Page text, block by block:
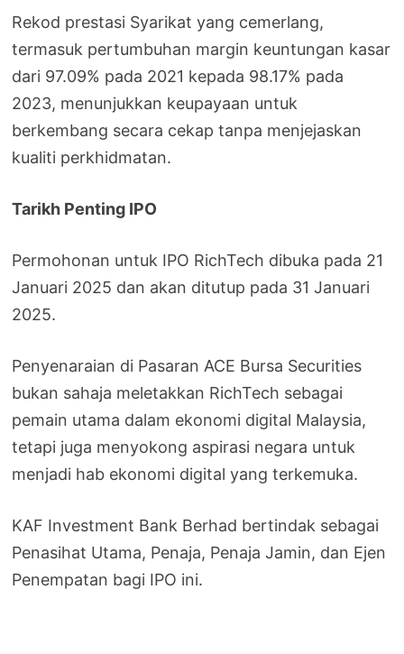
Rekod prestasi Syarikat yang cemerlang,
termasuk pertumbuhan margin keuntungan kasar
dari 97.09% pada 2021 kepada 98.17% pada
2023, menunjukkan keupayaan untuk
berkembang secara cekap tanpa menjejaskan
kualiti perkhidmatan.
Tarikh Penting IPO
Permohonan untuk IPO RichTech dibuka pada 21
Januari 2025 dan akan ditutup pada 31 Januari
2025.
Penyenaraian di Pasaran ACE Bursa Securities
bukan sahaja meletakkan RichTech sebagai
pemain utama dalam ekonomi digital Malaysia,
tetapi juga menyokong aspirasi negara untuk
menjadi hab ekonomi digital yang terkemuka.
KAF Investment Bank Berhad bertindak sebagai
Penasihat Utama, Penaja, Penaja Jamin, dan Ejen
Penempatan bagi IPO ini.